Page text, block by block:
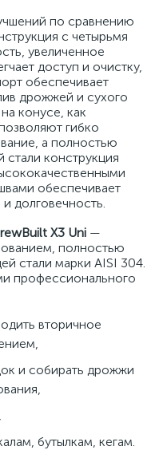
по сравнению
с четырьмя
увеличенное
доступ и очистку,
обеспечивает
дрожжей и сухого
конусе, как
гибко
а полностью
конструкция
обеспечивает
долговечность.
X3 Uni —
полностью
стали марки AISI 304.
профессионального
вторичное
и собирать дрожжи
бутылкам, кегам.